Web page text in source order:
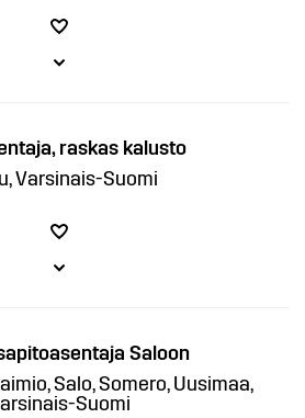
raskas kalusto
Varsinais-Suomi
Saloon
Salo, Somero, Uusimaa,
Suomi